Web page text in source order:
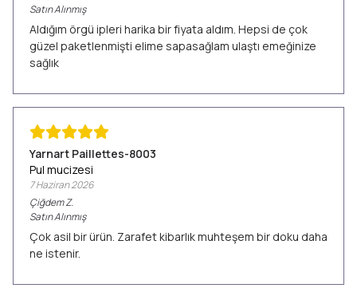
Satın Alınmış
Aldığım örgü ipleri harika bir fiyata aldım. Hepsi de çok
güzel paketlenmişti elime sapasağlam ulaştı emeğinize
sağlık
Yarnart Paillettes-8003
Pul mucizesi
7 Haziran 2026
ÇiğdemZ.
Satın Alınmış
Çok asil bir ürün. Zarafet kibarlık muhteşem bir doku daha
ne istenir.